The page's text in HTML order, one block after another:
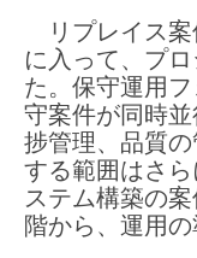
リプレイス案
に入って、プ
た。保守運用
守案件が同時
捗管理、品質
する範囲はさ
ステム構築の
階から、運用の